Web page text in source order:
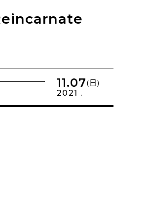
11.07(日)
2021 .